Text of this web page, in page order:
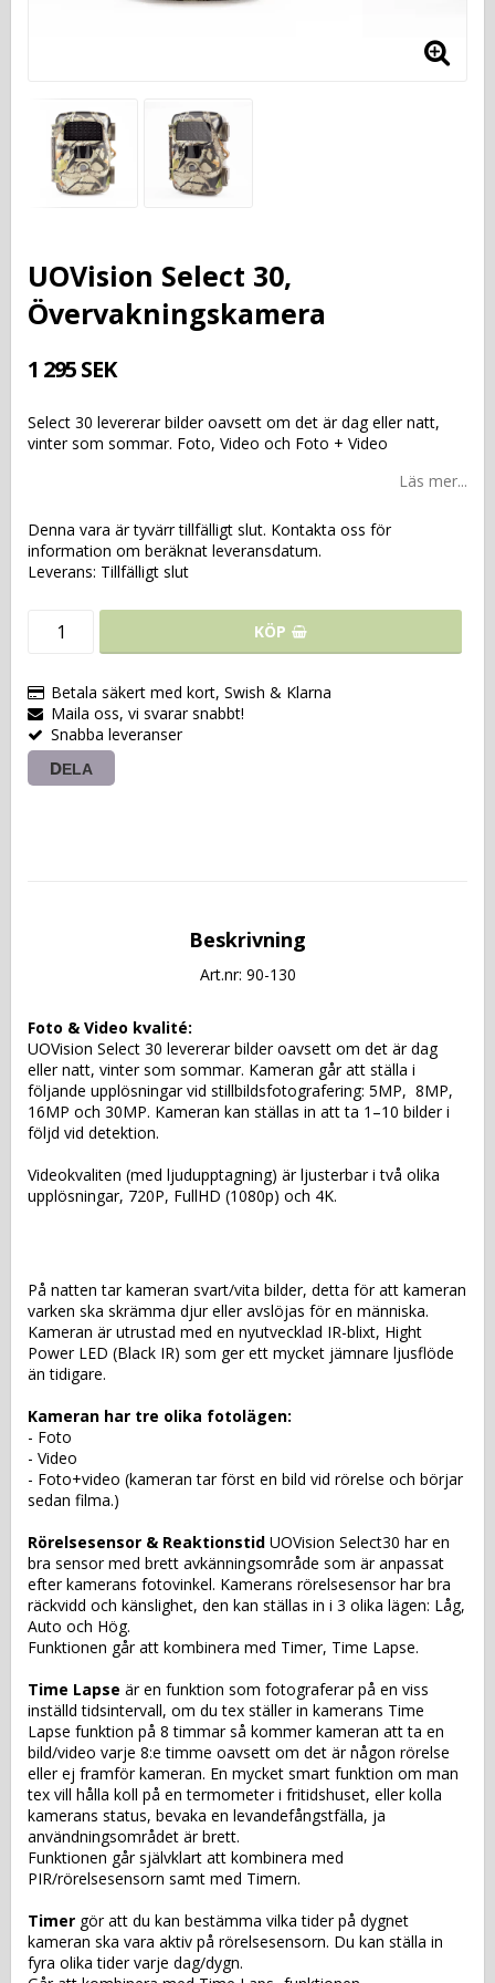
UOVision Select 30,
Övervakningskamera
1 295 SEK
Select 30 levererar bilder oavsett om det är dag eller natt,
vinter som sommar. Foto, Video och Foto + Video
Läs mer...
Denna vara är tyvärr tillfälligt slut. Kontakta oss för
information om beräknat leveransdatum.
Leverans: Tillfälligt slut
KÖP
Betala säkert med kort, Swish & Klarna
Maila oss, vi svarar snabbt!
Snabba leveranser
DELA
Beskrivning
Art.nr: 90-130
Foto & Video kvalité:
UOVision Select 30 levererar bilder oavsett om det är dag
eller natt, vinter som sommar. Kameran går att ställa i
följande upplösningar vid stillbildsfotografering: 5MP,  8MP,
16MP och 30MP. Kameran kan ställas in att ta 1–10 bilder i
följd vid detektion.
Videokvaliten (med ljudupptagning) är ljusterbar i två olika
upplösningar, 720P, FullHD (1080p) och 4K.
På natten tar kameran svart/vita bilder, detta för att kameran
varken ska skrämma djur eller avslöjas för en människa.
Kameran är utrustad med en nyutvecklad IR-blixt, Hight
Power LED (Black IR) som ger ett mycket jämnare ljusflöde
än tidigare.
Kameran har tre olika fotolägen:
- Foto
- Video
- Foto+video (kameran tar först en bild vid rörelse och börjar
sedan filma.)
Rörelsesensor & Reaktionstid UOVision Select30 har en
bra sensor med brett avkänningsområde som är anpassat
efter kamerans fotovinkel. Kamerans rörelsesensor har bra
räckvidd och känslighet, den kan ställas in i 3 olika lägen: Låg,
Auto och Hög.
Funktionen går att kombinera med Timer, Time Lapse.
Time Lapse är en funktion som fotograferar på en viss
inställd tidsintervall, om du tex ställer in kamerans Time
Lapse funktion på 8 timmar så kommer kameran att ta en
bild/video varje 8:e timme oavsett om det är någon rörelse
eller ej framför kameran. En mycket smart funktion om man
tex vill hålla koll på en termometer i fritidshuset, eller kolla
kamerans status, bevaka en levandefångstfälla, ja
användningsområdet är brett.
Funktionen går självklart att kombinera med
PIR/rörelsesensorn samt med Timern.
Timer gör att du kan bestämma vilka tider på dygnet
kameran ska vara aktiv på rörelsesensorn. Du kan ställa in
fyra olika tider varje dag/dygn.